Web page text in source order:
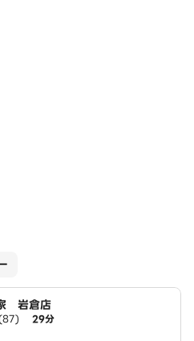
岩倉店
29分